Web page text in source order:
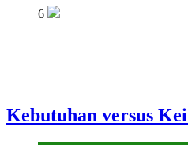
6
Kebutuhan versus